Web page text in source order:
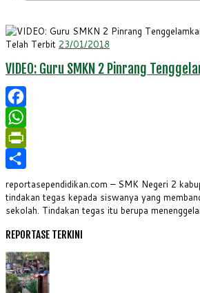
Telah Terbit 23/01/2018
VIDEO: Guru SMKN 2 Pinrang
Facebook
WhatsApp
PrintFriendly
Share
reportasependidikan.com – SMK Negeri 2
tindakan tegas kepada siswanya yang
sekolah. Tindakan tegas itu berupa
REPORTASE TERKINI